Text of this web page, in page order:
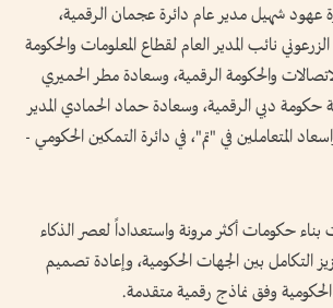
عهود شهيل مدير عام دائرة عجمان الرقمية،
نائب المدير العام لقطاع المعلومات والحكومة
والحكومة الرقمية، وسعادة مطر الحميري
دبي الرقمية، وسعادة حماد الحمادي المدير
المتعاملين في "تم"، في دائرة التمكين الحكومي -
بناء حكومات أكثر مرونة واستعداداً لعصر الذكاء
التكامل بين الجهات الحكومية، وإعادة تصميم
الحكومية وفق نماذج رقمية متقدمة.